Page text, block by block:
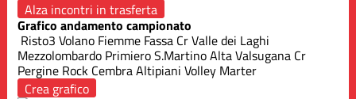
Alza incontri in trasferta
Grafico andamento campionato
Risto3 Volano Fiemme Fassa Cr Valle dei Laghi
Mezzolombardo Primiero S.MartinoAlta Valsugana Cr
Pergine Rock CembraAltipiani Volley Marter
Crea grafico